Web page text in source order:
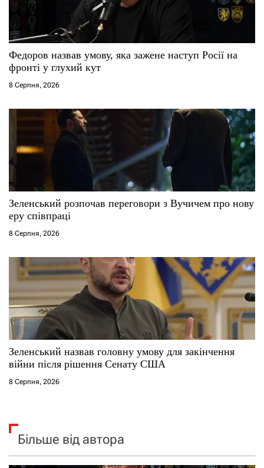
и
с
і
в
Федоров назвав умову, яка зажене наступ Росії на
фронті у глухий кут
8 Серпня, 2026
Зеленський розпочав переговори з Вучичем про нову
еру співпраці
8 Серпня, 2026
Зеленський назвав головну умову для закінчення
війни після рішення Сенату США
8 Серпня, 2026
Більше від автора